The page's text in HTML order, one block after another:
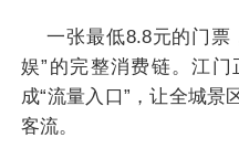
一张最低8.8元的门票
娱”的完整消费链。江
成“流量入口”，让全城
客流。